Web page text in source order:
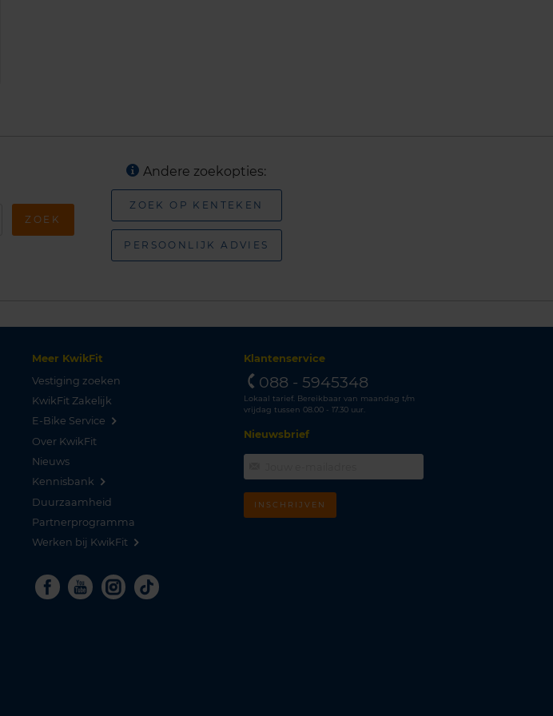
ZOEK
Andere zoekopties:
ZOEK OP KENTEKEN
PERSOONLIJK ADVIES
Meer KwikFit
Vestiging zoeken
KwikFit Zakelijk
E-Bike Service
Over KwikFit
Nieuws
Kennisbank
Duurzaamheid
Partnerprogramma
Werken bij KwikFit
Facebook
YoutubeInstagram
Tiktok
Klantenservice
088 - 5945348
Lokaal tarief. Bereikbaar van maandag t/m
vrijdag tussen 08.00 - 17.30 uur.
Nieuwsbrief
INSCHRIJVEN